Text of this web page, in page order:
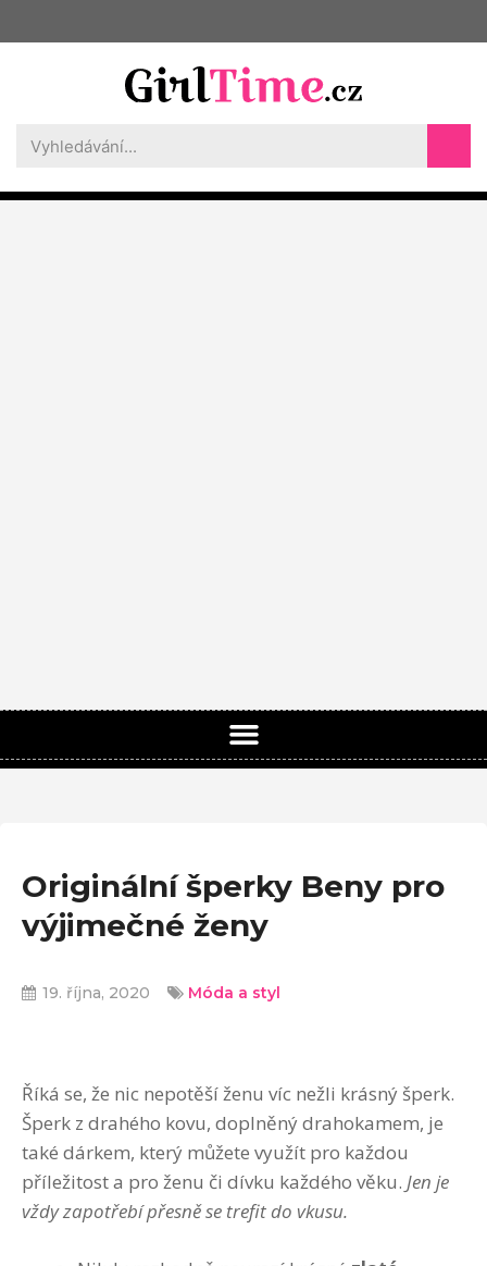
Originální šperky Beny pro
výjimečné ženy
19. října, 2020 Móda a styl
Říká se, že nic nepotěší ženu víc nežli krásný šperk.
Šperk z drahého kovu, doplněný drahokamem, je
také dárkem, který můžete využít pro každou
příležitost a pro ženu či dívku každého věku. Jen je
vždy zapotřebí přesně se trefit do vkusu.